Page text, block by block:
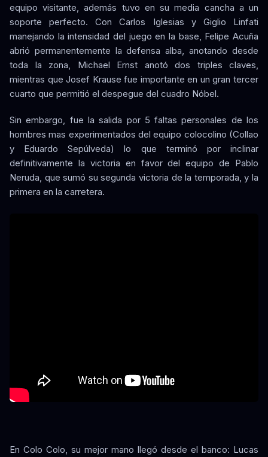
equipo visitante, además tuvo en su media cancha a un
soporte perfecto. Con Carlos Iglesias y Giglio Linfati
manejando la intensidad del juego en la base, Felipe Acuña
abrió permanentemente la defensa alba, anotando desde
toda la zona, Michael Ernst anotó dos triples claves,
mientras que Josef Krause fue importante en un gran tercer
cuarto que permitió el despegue del cuadro Nóbel.
Sin embargo, fue la salida por 5 faltas personales de los
hombres mas experimentados del equipo colocolino (Collao
y Eduardo Sepúlveda) lo que terminó por inclinar
definitivamente la victoria en favor del equipo de Pablo
Neruda, que sumó su segunda victoria de la temporada, y la
primera en la carretera.
En Colo Colo, su mejor mano llegó desde el banco: Lucas